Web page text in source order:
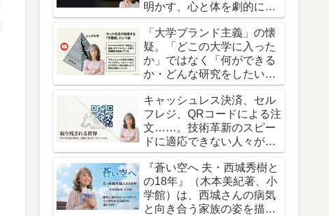
明かす、心と体を劇的に整
える「黄金習慣」の真実。
「大学ブランド主義」の懐
疑。「どこの大学に入った
か」ではなく「何ができる
か・どんな研究をしたい
か」を大切にした進路選び
へ。
キャッシュレス決済、セル
フレジ、QRコードによる注
文……。技術革新のスピー
ドに適応できない人々が置
き去りにされていく現実。
『蒼い空へ 夫・西城秀樹と
の18年』（木本美紀著、小
学館）は、西城さんの病気
と向き合う家族の姿を描い